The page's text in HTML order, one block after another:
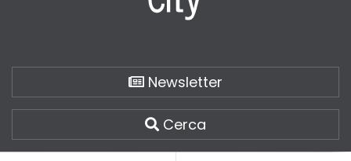
Newsletter
Cerca